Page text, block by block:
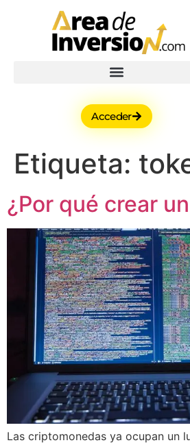
Acceder
Etiqueta:
¿Por qué crear
Las criptomonedas ya ocupan un